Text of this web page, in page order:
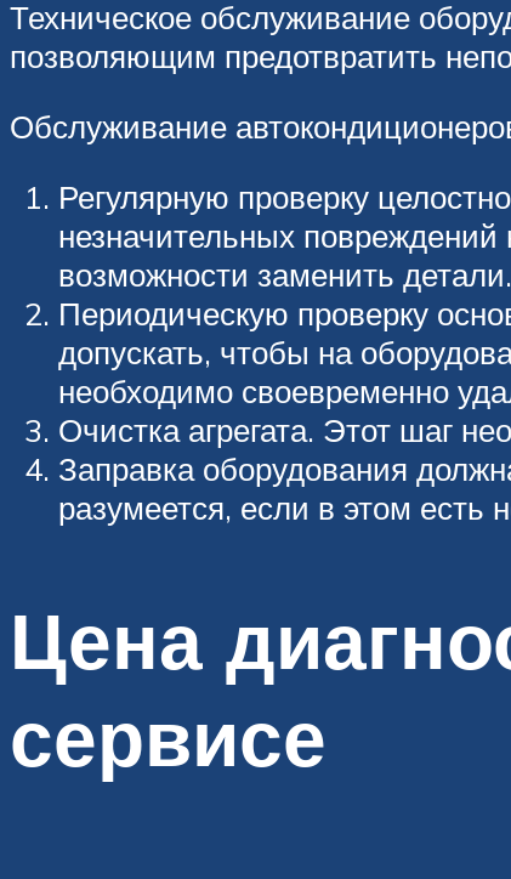
Техническое обслуживание
позволяющим предотвратить
Обслуживание
Регулярную проверку
незначительных повреждений
возможности заменить детали.
Периодическую проверку
допускать, чтобы на
необходимо своевременно
Очистка агрегата. Этот шаг
Заправка оборудования
разумеется, если в этом есть
Цена
сервисе